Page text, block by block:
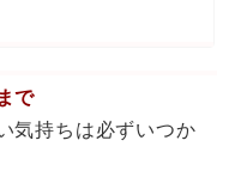
で
気持ちは必ずいつか